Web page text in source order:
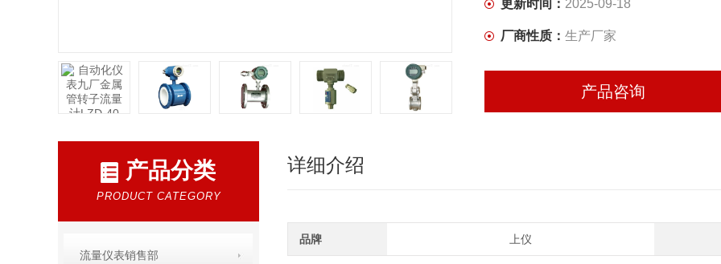
更新时间： 2025-09-18
厂商性质： 生产厂家
产品咨询
产品分类
PRODUCT CATEGORY
流量仪表销售部
详细介绍
品牌 上仪